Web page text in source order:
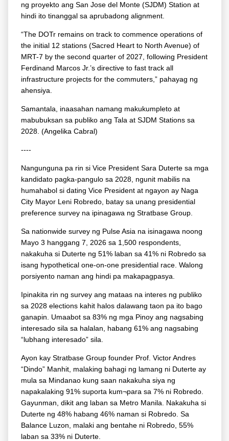
ng proyekto ang San Jose del Monte (SJDM) Station at
hindi ito tinanggal sa aprubadong alignment.
“The DOTr remains on track to commence operations of
the initial 12 stations (Sacred Heart to North Avenue) of
MRT-7 by the second quarter of 2027, following President
Ferdinand Marcos Jr.’s directive to fast track all
infrastructure projects for the commuters,” pahayag ng
ahensiya.
Samantala, inaasahan namang makukumpleto at
mabubuksan sa publiko ang Tala at SJDM Stations sa
2028. (Angelika Cabral)
----
Nangunguna pa rin si Vice President Sara Duterte sa mga
kandidato pagka-pangulo sa 2028, ngunit mabilis na
humahabol si dating Vice President at ngayon ay Naga
City Mayor Leni Robredo, batay sa unang presidential
preference survey na ipinagawa ng Stratbase Group.
Sa nationwide survey ng Pulse Asia na isinagawa noong
Mayo 3 hanggang 7, 2026 sa 1,500 respondents,
nakakuha si Duterte ng 51% laban sa 41% ni Robredo sa
isang hypothetical one-on-one presidential race. Walong
porsiyento naman ang hindi pa makapagpasya.
Ipinakita rin ng survey ang mataas na interes ng publiko
sa 2028 elections kahit halos dalawang taon pa ito bago
ganapin. Umaabot sa 83% ng mga Pinoy ang nagsabing
interesado sila sa halalan, habang 61% ang nagsabing
“lubhang interesado” sila.
Ayon kay Stratbase Group founder Prof. Victor Andres
“Dindo” Manhit, malaking bahagi ng lamang ni Duterte ay
mula sa Mindanao kung saan nakakuha siya ng
napakalaking 91% suporta kum¬para sa 7% ni Robredo.
Gayunman, dikit ang laban sa Metro Manila. Nakakuha si
Duterte ng 48% habang 46% naman si Robredo. Sa
Balance Luzon, malaki ang bentahe ni Robredo, 55%
laban sa 33% ni Duterte.